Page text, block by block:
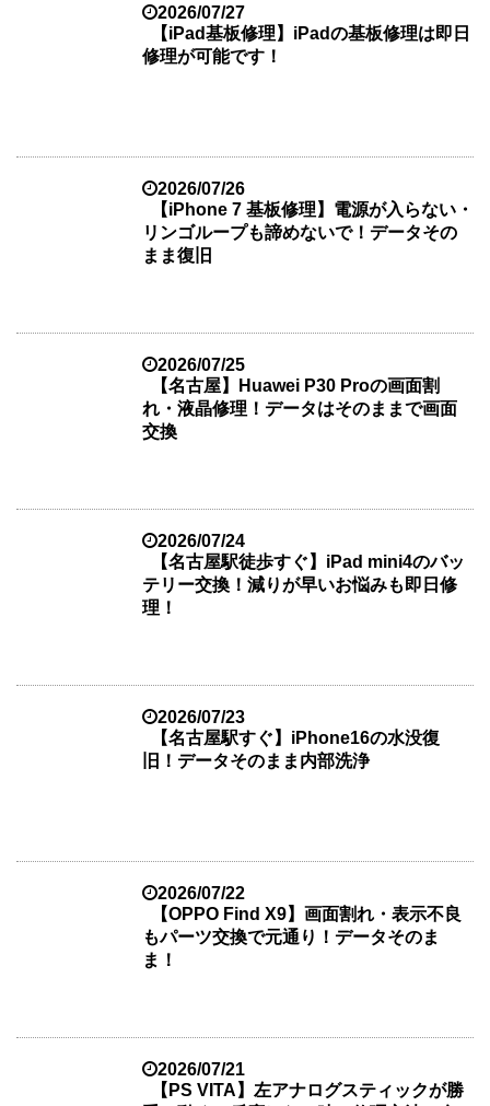
2026/07/27
【iPad基板修理】iPadの基板修理は即日
修理が可能です！
2026/07/26
【iPhone 7 基板修理】電源が入らない・
リンゴループも諦めないで！データその
まま復旧
2026/07/25
【名古屋】Huawei P30 Proの画面割
れ・液晶修理！データはそのままで画面
交換
2026/07/24
【名古屋駅徒歩すぐ】iPad mini4のバッ
テリー交換！減りが早いお悩みも即日修
理！
2026/07/23
【名古屋駅すぐ】iPhone16の水没復
旧！データそのまま内部洗浄
2026/07/22
【OPPO Find X9】画面割れ・表示不良
もパーツ交換で元通り！データそのま
ま！
2026/07/21
【PS VITA】左アナログスティックが勝